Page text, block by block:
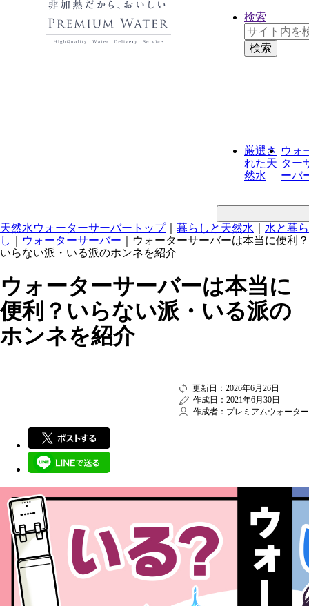
厳選さ
れた天
然水
ウォ
ター
ーバ
検索
天然水ウォーターサーバートップ｜ 暮らしと天然水
水と暮ら
し
ウォーターサーバー
ウォーターサーバーは本当に便利？
いらない派・いる派のホンネを紹介
ウォーターサーバーは本当に
便利？いらない派・いる派の
ホンネを紹介
更新日：2026年6月26日
作成日：2021年6月30日
作成者：プレミアムウォーター